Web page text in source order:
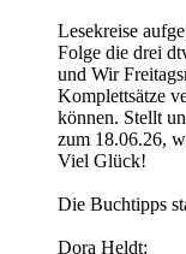
Lesekreise
Folge die drei
und Wir
Komplettsätze
können. Stellt
zum 18.06.26,
Viel Glück!
Die Buchtipps
Dora Heldt: